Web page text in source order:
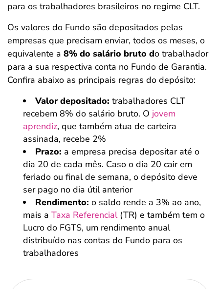
para os trabalhadores brasileiros no regime CLT.
Os valores do Fundo são depositados pelas
empresas que precisam enviar, todos os meses, o
equivalente a 8% do salário bruto do trabalhador
para a sua respectiva conta no Fundo de Garantia.
Confira abaixo as principais regras do depósito:
Valor depositado: trabalhadores CLT
recebem 8% do salário bruto. O jovem
aprendiz, que também atua de carteira
assinada, recebe 2%
Prazo: a empresa precisa depositar até o
dia 20 de cada mês. Caso o dia 20 cair em
feriado ou final de semana, o depósito deve
ser pago no dia útil anterior
Rendimento: o saldo rende a 3% ao ano,
mais a Taxa Referencial(TR) e também tem o
Lucro do FGTS, um rendimento anual
distribuído nas contas do Fundo para os
trabalhadores